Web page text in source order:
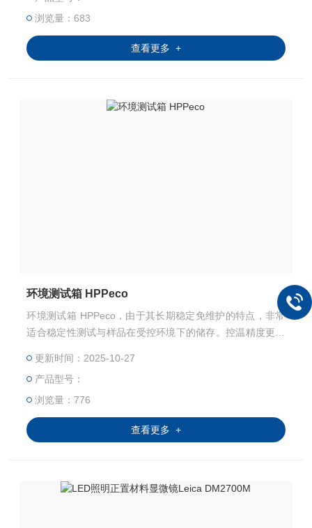
浏览量：683
查看更多 +
环境测试箱 HPPeco
环境测试箱 HPPeco，由于其长期稳定免维护的特点，非常
适合稳定性测试与样品在受控环境下的储存。控温精度更精
围）10%~90%rh，符合 ICH Q1A关于稳定性测试的指导方
针。
更新时间：2025-10-27
产品型号：
浏览量：776
查看更多 +